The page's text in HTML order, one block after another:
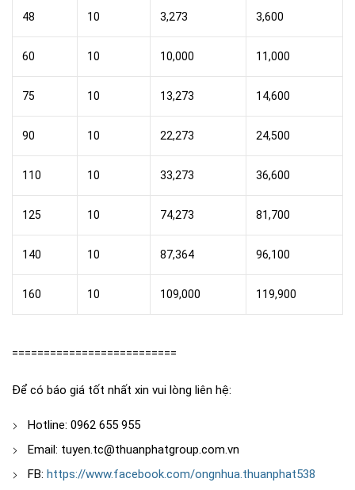
48 10 3,273 3,600
60 10 10,000 11,000
75 10 13,273 14,600
90 10 22,273 24,500
110 10 33,273 36,600
125 10 74,273 81,700
140 10 87,364 96,100
160 10 109,000 119,900
==========================
Để có báo giá tốt nhất xin vui lòng liên hệ:
Hotline: 0962 655 955
Email: tuyen.tc@thuanphatgroup.com.vn
FB: https://www.facebook.com/ongnhua.thuanphat538